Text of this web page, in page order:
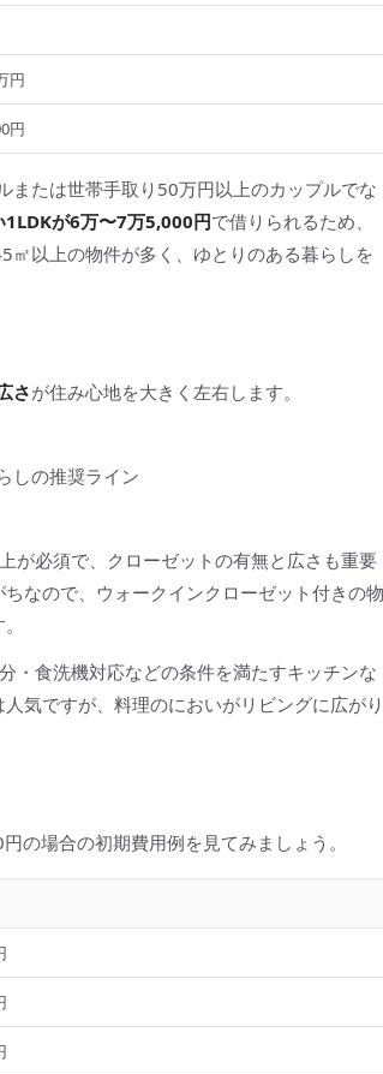
円
円
たは世帯手取り50万円以上のカップルでな
が6万〜7万5,000円で借りられるため、
以上の物件が多く、ゆとりのある暮らしを
さが住み心地を大きく左右します。
しの推奨ライン
が必須で、クローゼットの有無と広さも重要
なので、ウォークインクローゼット付きの物
・食洗機対応などの条件を満たすキッチンな
気ですが、料理のにおいがリビングに広がり
の場合の初期費用例を見てみましょう。